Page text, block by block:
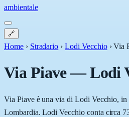
ambientale
🔗
Home › Stradario › Lodi Vecchio ›Via
Via Piave—Lodi
Via Piave è una via di Lodi Vecchio,
Lombardia. Lodi Vecchio conta circa